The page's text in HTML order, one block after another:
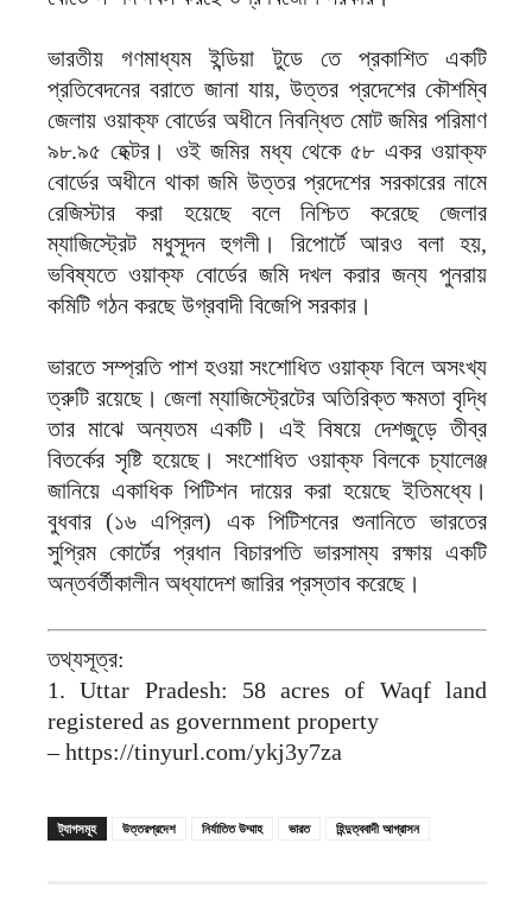
ভারতীয় গণমাধ্যম ইন্ডিয়া টুডে তে প্রকাশিত একটি
প্রতিবেদনের বরাতে জানা যায়, উত্তর প্রদেশের কৌশম্বি
জেলায় ওয়াক্‌ফ বোর্ডের অধীনে নিবন্ধিত মোট জমির পরিমাণ
৯৮.৯৫ হেক্টর। ওই জমির মধ্য থেকে ৫৮ একর ওয়াক্‌ফ
বোর্ডের অধীনে থাকা জমি উত্তর প্রদেশের সরকারের নামে
রেজিস্টার করা হয়েছে বলে নিশ্চিত করেছে জেলার
ম্যাজিস্ট্রেট মধুসূদন হুগলী। রিপোর্টে আরও বলা হয়,
ভবিষ্যতে ওয়াক্‌ফ বোর্ডের জমি দখল করার জন্য পুনরায়
কমিটি গঠন করছে উগ্রবাদী বিজেপি সরকার।
ভারতে সম্প্রতি পাশ হওয়া সংশোধিত ওয়াক্‌ফ বিলে অসংখ্য
ত্রুটি রয়েছে। জেলা ম্যাজিস্ট্রেটের অতিরিক্ত ক্ষমতা বৃদ্ধি
তার মাঝে অন্যতম একটি। এই বিষয়ে দেশজুড়ে তীব্র
বিতর্কের সৃষ্টি হয়েছে। সংশোধিত ওয়াক্‌ফ বিলকে চ্যালেঞ্জ
জানিয়ে একাধিক পিটিশন দায়ের করা হয়েছে ইতিমধ্যে।
বুধবার (১৬ এপ্রিল) এক পিটিশনের শুনানিতে ভারতের
সুপ্রিম কোর্টের প্রধান বিচারপতি ভারসাম্য রক্ষায় একটি
অন্তর্বর্তীকালীন অধ্যাদেশ জারির প্রস্তাব করেছে।
তথ্যসূত্র:
1. Uttar Pradesh: 58 acres of Waqf land
registered as government property
– https://tinyurl.com/ykj3y7za
ট্যাগসমূহ উত্তরপ্রদেশ নির্যাতিত উম্মাহ ভারত হিন্দুত্ববাদী আগ্রাসন